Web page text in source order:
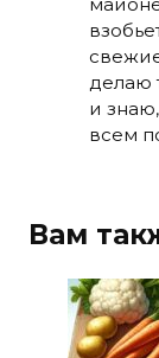
делаю
и
всем
Вам